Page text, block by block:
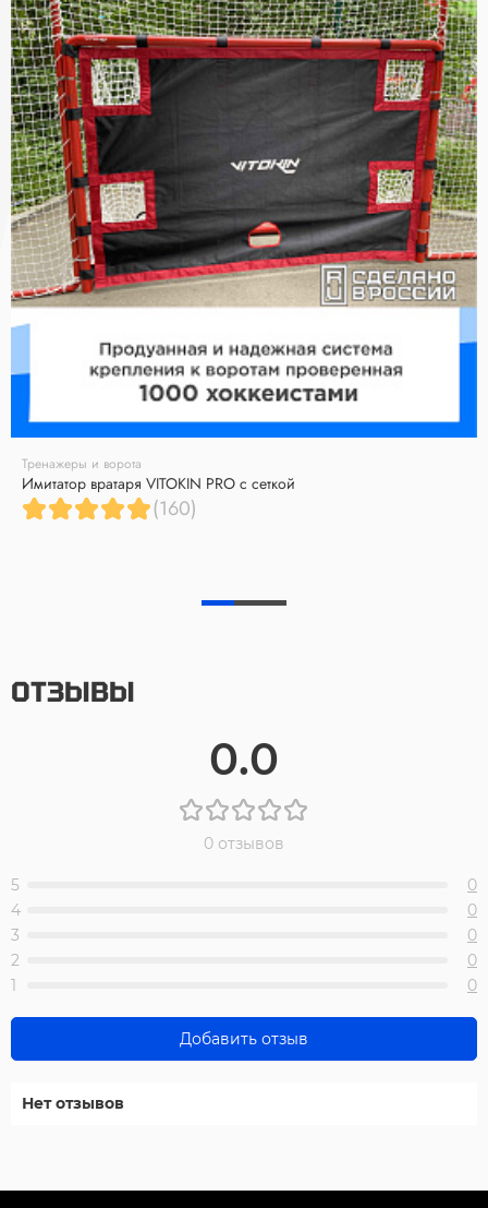
Тренажеры и ворота
Имитатор вратаря VITOKIN PRO с сеткой
(160)
ОТЗЫВЫ
0.0
0 отзывов
5
0
4
0
3
0
2
0
1
0
Добавить отзыв
Нет отзывов